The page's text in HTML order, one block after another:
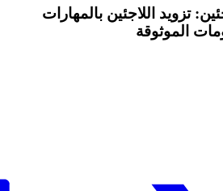
تزويد اللاجئين بالمهارات
الموثوقة